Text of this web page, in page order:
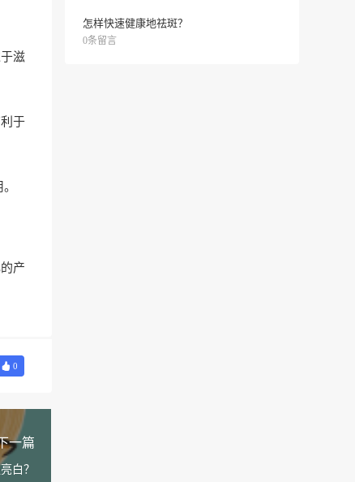
滋
于
产
0
一篇
白？
怎样快速健康地祛斑？
0条留言